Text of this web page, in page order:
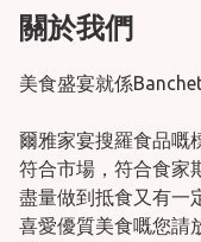
關於我們
美食盛宴就係
爾雅家宴搜羅食品嘅
符合市場，符合食家
盡量做到抵食又有一
喜愛優質美食嘅您請